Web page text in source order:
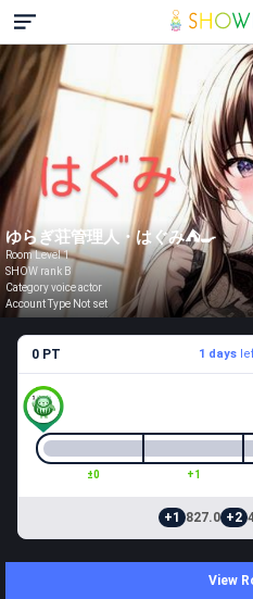
ゆらぎ荘管理人・はぐみ⛺🍳
Room Level 1
SHOW rank B
Category voice actor
Account Type Not set
0 PT 1 days
±0 +1
+1 827.0 +2
View